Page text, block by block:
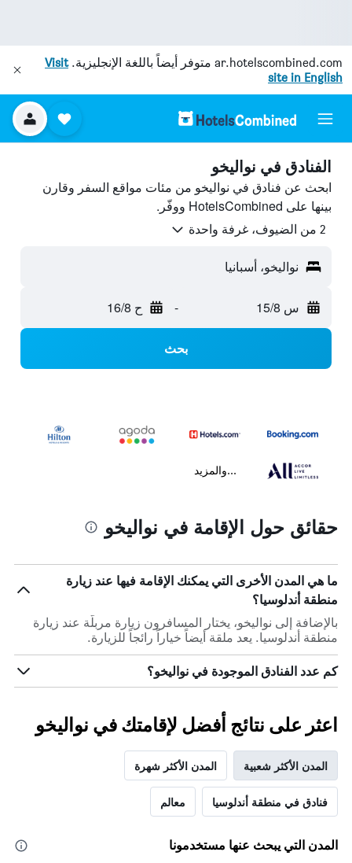
ar.hotelscombined.com متوفر أيضاً باللغة الإنجليزية.Visit
site in English
الفنادق في نواليخو
ابحث عن فنادق في نواليخو من مئات مواقع السفر وقارن
بينها على HotelsCombined ووفّر.
2 من الضيوف، غرفة واحدة
نواليخو، أسبانيا
س 15/8 - ح 16/8
بحث
...والمزيد
حقائق حول الإقامة في نواليخو
ما هي المدن الأخرى التي يمكنك الإقامة فيها عند زيارة
منطقة أندلوسيا؟
بالإضافة إلى نواليخو، يختار المسافرون زيارة مربلّة عند زيارة
منطقة أندلوسيا. يعد ملقة أيضاً خياراً رائجاً للزيارة.
كم عدد الفنادق الموجودة في نواليخو؟
اعثر على نتائج أفضل لإقامتك في نواليخو
المدن الأكثر شعبية المدن الأكثر شهرة
فنادق في منطقة أندلوسيا معالم
المدن التي يبحث عنها مستخدمونا